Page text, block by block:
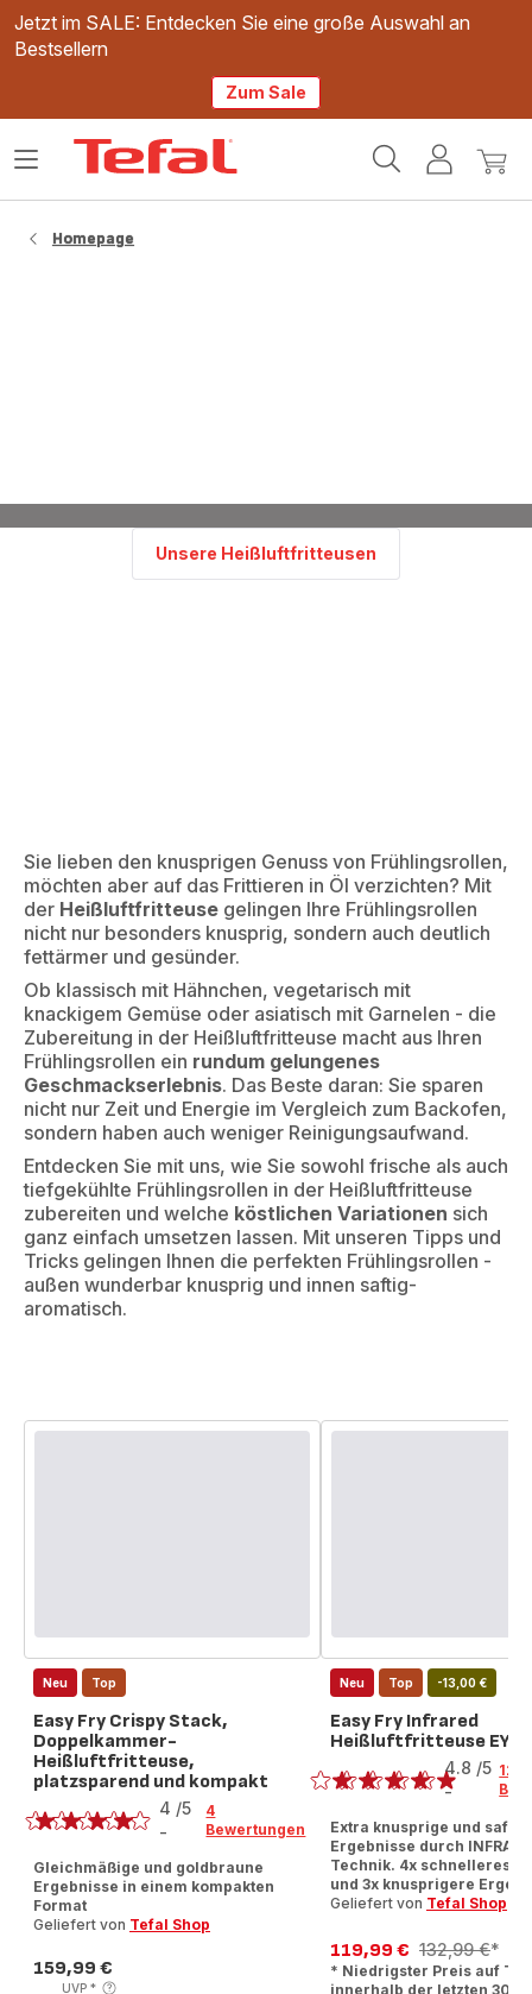
Jetzt im SALE: Entdecken Sie eine große Auswahl an
Bestsellern
Zum Sale
Mein
Mein
Das
Homepage
Unsere Heißluftfritteusen
Sie lieben den knusprigen Genuss von Frühlingsrollen,
möchten aber auf das Frittieren in Öl verzichten? Mit
der Heißluftfritteuse gelingen Ihre Frühlingsrollen
nicht nur besonders knusprig, sondern auch deutlich
fettärmer und gesünder.
Ob klassisch mit Hähnchen, vegetarisch mit
knackigem Gemüse oder asiatisch mit Garnelen - die
Zubereitung in der Heißluftfritteuse macht aus Ihren
Frühlingsrollen ein rundum gelungenes
Geschmackserlebnis. Das Beste daran: Sie sparen
nicht nur Zeit und Energie im Vergleich zum Backofen,
sondern haben auch weniger Reinigungsaufwand.
Entdecken Sie mit uns, wie Sie sowohl frische als auch
tiefgekühlte Frühlingsrollen in der Heißluftfritteuse
zubereiten und welche köstlichen Variationen sich
ganz einfach umsetzen lassen. Mit unseren Tipps und
Tricks gelingen Ihnen die perfekten Frühlingsrollen -
außen wunderbar knusprig und innen saftig-
aromatisch.
Neu Top
Easy Fry Crispy Stack,
Doppelkammer-
Heißluftfritteuse,
platzsparend und kompakt
Bewertung
mit
4
Sternen
(Durchschnitt)
4 /5
-
4
Bewertungen
Gleichmäßige und goldbraune
Ergebnisse in einem kompakten
Format
Geliefert von Tefal Shop
Preis
159,99 €
UVP*
Neu Top -13,00 €
Easy Fry Infrared
Heißluftfritteuse
Bewertung
4.8 /5
-
126
Extra knusprige und
Ergebnisse durch
Technik. 4x schnelleres
und 3x knusprigere
Geliefert von Tefal Shop
Ermäßigter
Preis
119,99 €
Erstes
Angebot
132,99 €*
* Niedrigster Preis auf
innerhalb der letzten 30